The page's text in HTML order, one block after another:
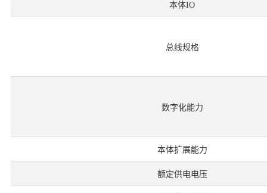
本体IO
总线规格
数字化能力
本体扩展能力
额定供电电压